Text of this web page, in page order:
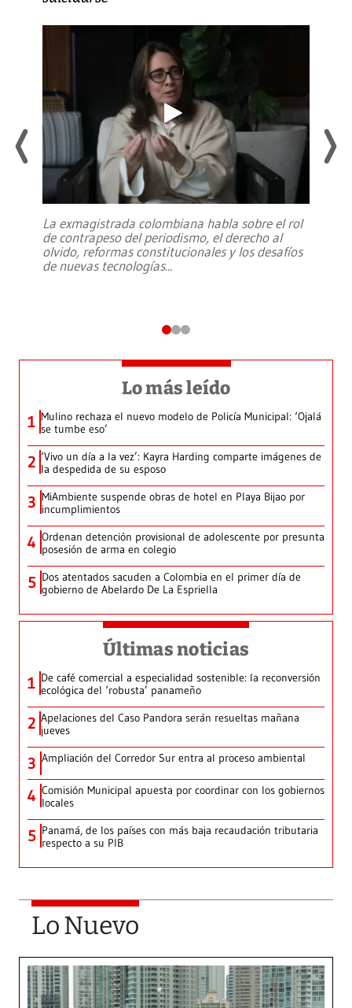
La exmagistrada colombiana habla sobre el rol
de contrapeso del periodismo, el derecho al
olvido, reformas constitucionales y los desafíos
de nuevas tecnologías...
Lo más leído
1 Mulino rechaza el nuevo modelo de Policía Municipal: ‘Ojalá
se tumbe eso’
2 ‘Vivo un día a la vez’: Kayra Harding comparte imágenes de
la despedida de su esposo
3 MiAmbiente suspende obras de hotel en Playa Bijao por
incumplimientos
4 Ordenan detención provisional de adolescente por presunta
posesión de arma en colegio
5 Dos atentados sacuden a Colombia en el primer día de
gobierno de Abelardo De La Espriella
Últimas noticias
1 De café comercial a especialidad sostenible: la reconversión
ecológica del ‘robusta’ panameño
2 Apelaciones del Caso Pandora serán resueltas mañana
jueves
3 Ampliación del Corredor Sur entra al proceso ambiental
4 Comisión Municipal apuesta por coordinar con los gobiernos
locales
5 Panamá, de los países con más baja recaudación tributaria
respecto a su PIB
Lo Nuevo